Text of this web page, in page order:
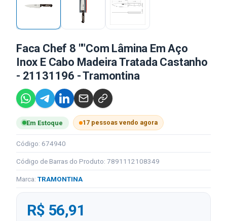
Faca Chef 8 ""Com Lâmina Em Aço
Inox E Cabo Madeira Tratada Castanho
- 21131196 - Tramontina
Em Estoque 17 pessoas vendo agora
Código: 674940
Código de Barras do Produto: 7891112108349
Marca: TRAMONTINA
R$ 56,91